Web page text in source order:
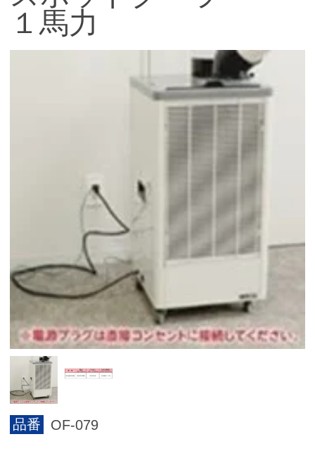
１馬力
品番 OF-079